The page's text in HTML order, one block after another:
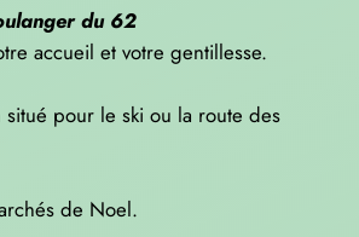
du 62
accueil et votre gentillesse.
pour le ski ou la route des
de Noel.